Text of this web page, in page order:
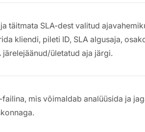
täitmata SLA-dest valitud
kliendi, pileti ID, SLA algusaja,
ületatud aja järgi.
mis võimaldab analüüsida ja